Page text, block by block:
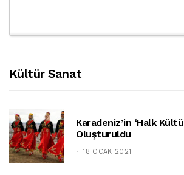
Kültür Sanat
Karadeniz’in ‘halk
Oluşturuldu
18 OCAK 2021